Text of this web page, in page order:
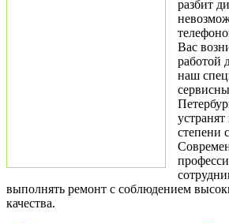
разбит
Вас
работой
наш
степени
выполнять ремонт с соблюдением
качества.